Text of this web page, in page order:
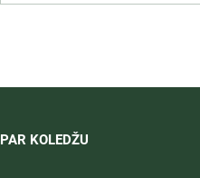
PAR KOLEDŽU